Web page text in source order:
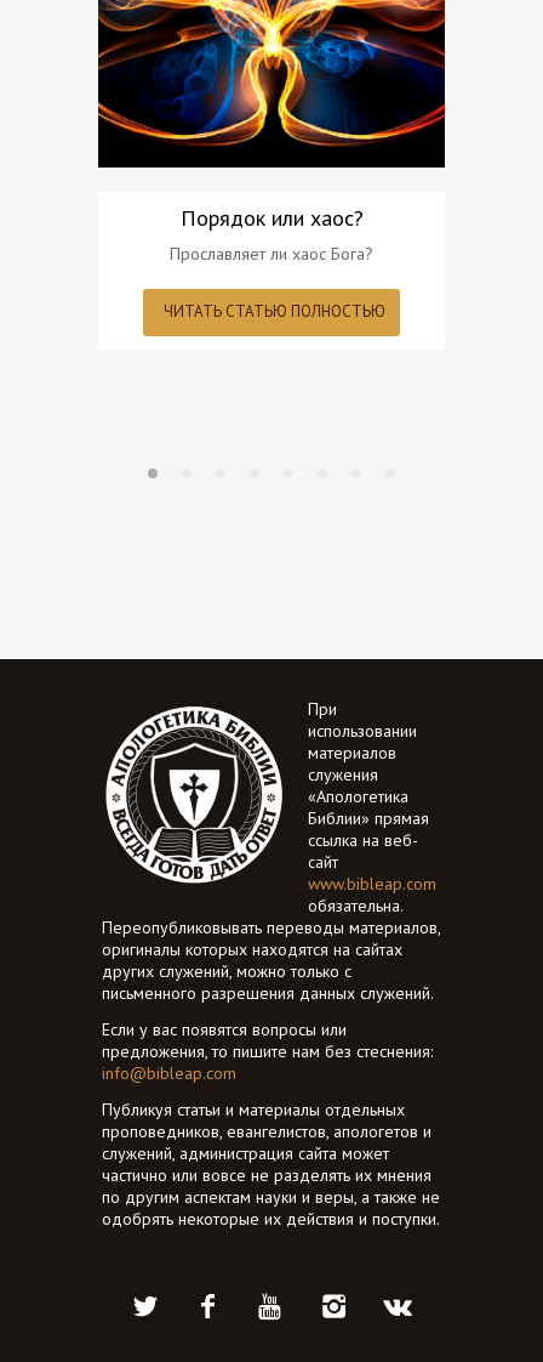
Порядок или хаос?
Прославляет ли хаос Бога?
ЧИТАТЬ СТАТЬЮ ПОЛНОСТЬЮ
При
использовании
материалов
служения
«Апологетика
Библии» прямая
ссылка на веб-
сайт
www.bibleap.com
обязательна.
Переопубликовывать переводы материалов,
оригиналы которых находятся на сайтах
других служений, можно только с
письменного разрешения данных служений.
Если у вас появятся вопросы или
предложения, то пишите нам без стеснения:
info@bibleap.com
Публикуя статьи и материалы отдельных
проповедников, евангелистов, апологетов и
служений, администрация сайта может
частично или вовсе не разделять их мнения
по другим аспектам науки и веры, а также не
одобрять некоторые их действия и поступки.